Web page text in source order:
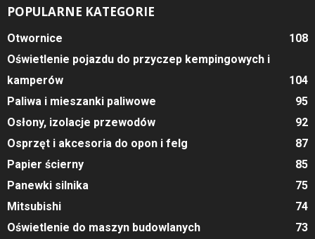
POPULARNE KATEGORIE
Otwornice
108
Oświetlenie pojazdu do przyczep kempingowych i
kamperów
104
Paliwa i mieszanki paliwowe
95
Osłony, izolacje przewodów
92
Osprzęt i akcesoria do opon i felg
87
Papier ścierny
85
Panewki silnika
75
Mitsubishi
74
Oświetlenie do maszyn budowlanych
73